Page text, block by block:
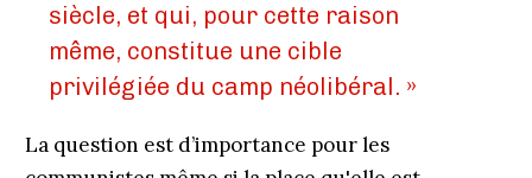
siècle, et qui, pour cette raison
même, constitue une cible
privilégiée du camp néolibéral. »
La question est d’importance pour les